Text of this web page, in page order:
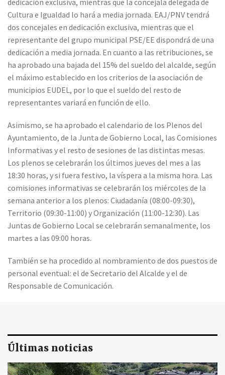
Cultura e Igualdad lo hará a media jornada. EAJ/PNV tendrá
dos concejales en dedicación exclusiva, mientras que el
representante del grupo municipal PSE/EE dispondrá de una
dedicación a media jornada. En cuanto a las retribuciones, se
ha aprobado una bajada del 15% del sueldo del alcalde, según
el máximo establecido en los criterios de la asociación de
municipios EUDEL, por lo que el sueldo del resto de
representantes variará en función de ello.
Asimismo, se ha aprobado el calendario de los Plenos del
Ayuntamiento, de la Junta de Gobierno Local, las Comisiones
Informativas y el resto de sesiones de las distintas mesas.
Los plenos se celebrarán los últimos jueves del mes a las
18:30 horas, y si fuera festivo, la víspera a la misma hora. Las
comisiones informativas se celebrarán los miércoles de la
semana anterior a los plenos: Ciudadanía (08:00-09:30),
Territorio (09:30-11:00) y Organización (11:00-12:30). Las
Juntas de Gobierno Local se celebrarán semanalmente, los
martes a las 09:00 horas.
También se ha procedido al nombramiento de dos puestos de
personal eventual: el de Secretario del Alcalde y el de
Responsable de Comunicación.
Últimas noticias